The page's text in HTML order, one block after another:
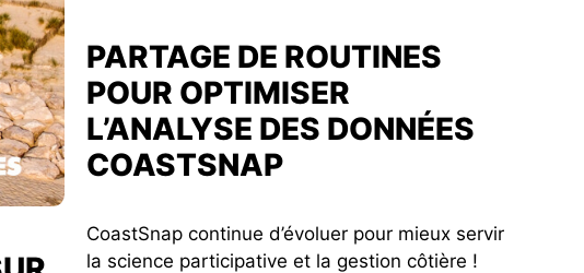
PARTAGE DE ROUTINES
POUR OPTIMISER
L’ANALYSE DES DONNÉES
COASTSNAP
CoastSnap continue d’évoluer pour mieux servir
la science participative et la gestion côtière !